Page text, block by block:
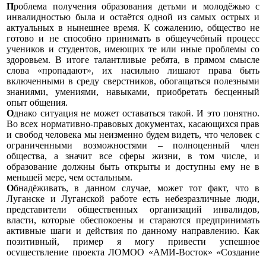
Проблема получения образования детьми и молодёжьюс
инвалидностью была и остаётся одной из самых острых и
актуальных в нынешнее время. К сожалению, общество не
готово и не способно принимать в общеучебный процесс
учеников и студентов, имеющих те или иные проблемы со
здоровьем. В итоге талантливые ребята, в прямом смысле
слова «пропадают», их насильно лишают права быть
включенными в среду сверстников, обогащаться полезными
знаниями, умениями, навыками, приобретать бесценный
опыт общения.
Однако ситуация не может оставаться такой. И это понятно.
Во всех нормативно-правовых документах, касающихся прав
и свобод человека мы неизменно будем видеть, что человек с
ограниченными возможностями – полноценный член
общества, а значит все сферы жизни, в том числе, и
образование должны быть открыты и доступны ему не в
меньшей мере, чем остальным.
Обнадёживать, в данном случае, может тот факт, что в
Луганске и Луганской работе есть небезразличные люди,
представители общественных организаций инвалидов,
власти, которые обеспокоены и стараются предпринимать
активные шаги и действия по данному направлению. Как
позитивный, пример я могу привести успешное
осуществление проекта ЛОМОО «АМИ-Восток» «Создание